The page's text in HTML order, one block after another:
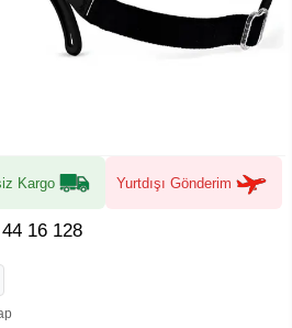
Kargo Yurtdışı Gönderim
16 128